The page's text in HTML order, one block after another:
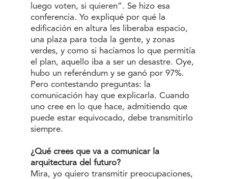
luego voten, si quieren”. Se hizo esa
conferencia. Yo expliqué por qué la
edificación en altura les liberaba espacio,
una plaza para toda la gente, y zonas
verdes, y como si hacíamos lo que permitía
el plan, aquello iba a ser un desastre. Oye,
hubo un referéndum y se ganó por 97%.
Pero contestando preguntas: la
comunicación hay que explicarla. Cuando
uno cree en lo que hace, admitiendo que
puede estar equivocado, debe transmitirlo
siempre.
¿Qué crees que va a comunicar la
arquitectura del futuro?
Mira, yo quiero transmitir preocupaciones,